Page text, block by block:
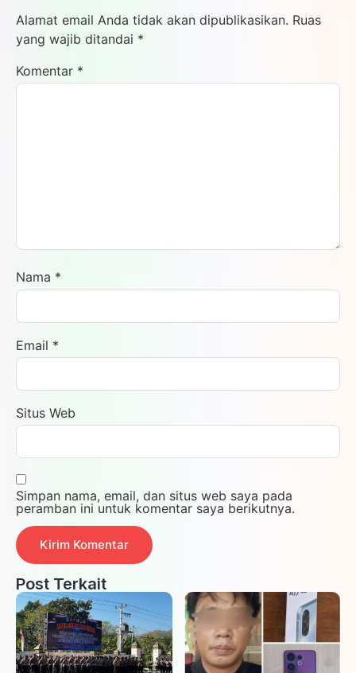
Alamat email Anda tidak akan dipublikasikan. Ruas
yang wajib ditandai *
Komentar *
Nama *
Email *
Situs Web
Simpan nama, email, dan situs web saya pada
peramban ini untuk komentar saya berikutnya.
Post Terkait